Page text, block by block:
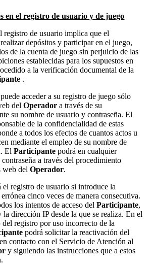
en el registro de usuario y de juego
registro de usuario implica que el
depósitos y participar en el juego,
de la cuenta de juego sin perjuicio de las
establecidas para los supuestos en
a la verificación documental de la
.
acceder a su registro de juego sólo
del Operadora través de su
su nombre de usuario y contraseña. El
de la confidencialidad de estas
a todos los efectos de cuantos actos u
mediante el empleo de su nombre de
El Participantepodrá en cualquier
a través del procedimiento
web del Operador.
el registro de usuario si introduce la
cinco veces de manera consecutiva.
los intentos de acceso del Participante,
dirección IP desde la que se realiza. En el
del registro por uso incorrecto de la
podrá solicitar la reactivación del
contacto con el Servicio de Atención al
y siguiendo las instrucciones que a estos